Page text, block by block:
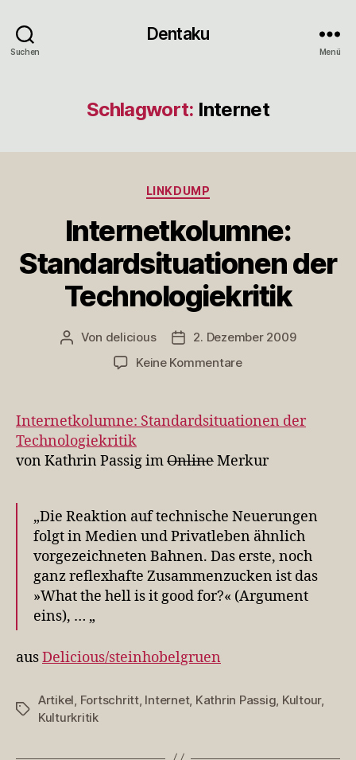
Suchen
Dentaku
Menü
Schlagwort: Internet
Kategorien
LINKDUMP
Internetkolumne:
Standardsituationen der
Technologiekritik
Beitragsautor
Von delicious Veröffentlichungsdatum
2. Dezember 2009
Keine Kommentarezu
der
Technologiekritik
Internetkolumne: Standardsituationen der
Technologiekritik
von Kathrin Passig imOnlineMerkur
„Die Reaktion auf technische Neuerungen
folgt in Medien und Privatleben ähnlich
vorgezeichneten Bahnen. Das erste, noch
ganz reflexhafte Zusammenzucken ist das
»What the hell is it good for?« (Argument
eins), … „
ausDelicious/steinhobelgruen
Schlagwörter
Artikel, Fortschritt, Internet, Kathrin Passig, Kultour,
Kulturkritik